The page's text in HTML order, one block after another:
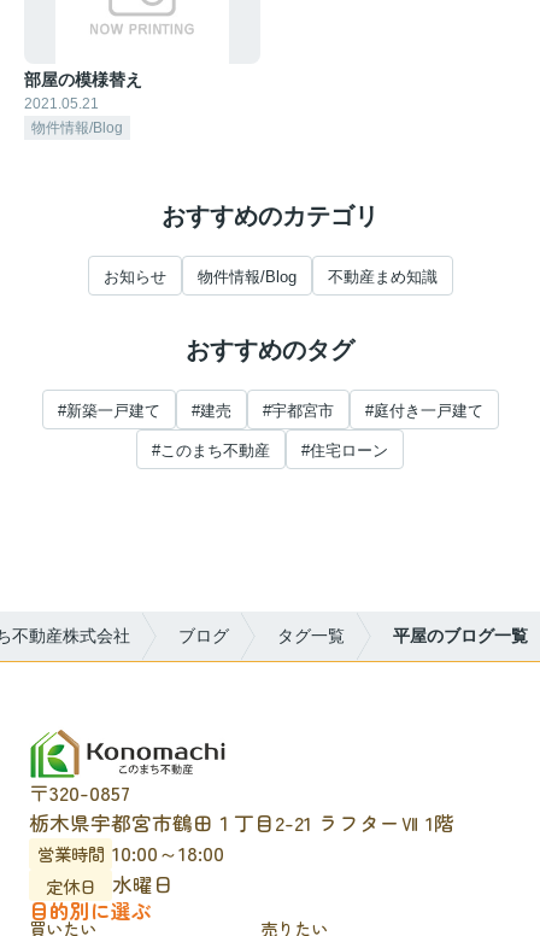
部屋の模様替え
2021.05.21
物件情報/Blog
おすすめのカテゴリ
お知らせ 物件情報/Blog 不動産まめ知識
おすすめのタグ
#新築一戸建て #建売 #宇都宮市 #庭付き一戸建て
#このまち不動産 #住宅ローン
不動産株式会社 ブログ タグ一覧 平屋のブログ一覧
〒320-0857
栃木県宇都宮市鶴田１丁目2-21 ラフターⅦ 1階
営業時間 10:00～18:00
定休日
水曜日
目的別に選ぶ
買いたい 売りたい